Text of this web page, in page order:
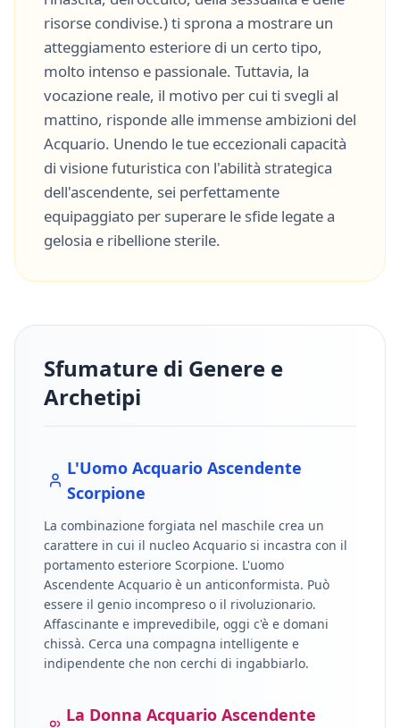
risorse condivise.) ti sprona a mostrare un
atteggiamento esteriore di un certo tipo,
molto intenso e passionale. Tuttavia, la
vocazione reale, il motivo per cui ti svegli al
mattino, risponde alle immense ambizioni del
Acquario. Unendo le tue eccezionali capacità
di visione futuristica con l'abilità strategica
dell'ascendente, sei perfettamente
equipaggiato per superare le sfide legate a
gelosia e ribellione sterile.
Sfumature di Genere e
Archetipi
L'UomoAcquario Ascendente
Scorpione
La combinazione forgiata nel maschile crea un
carattere in cui il nucleo Acquario si incastra con il
portamento esteriore Scorpione. L'uomo
Ascendente Acquario è un anticonformista. Può
essere il genio incompreso o il rivoluzionario.
Affascinante e imprevedibile, oggi c'è e domani
chissà. Cerca una compagna intelligente e
indipendente che non cerchi di ingabbiarlo.
La DonnaAcquario Ascendente